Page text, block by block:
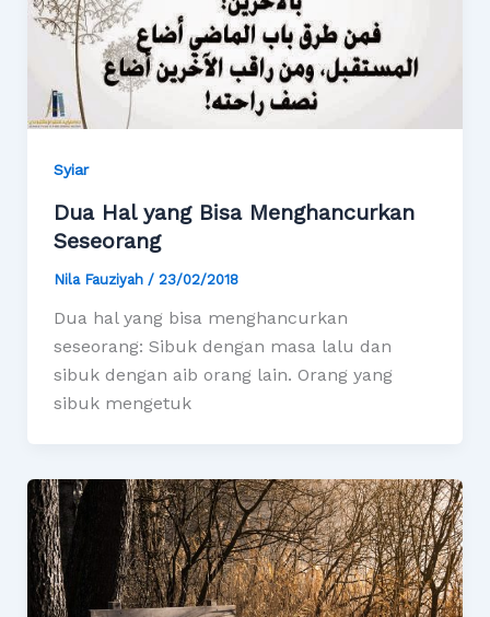
Syiar
Dua Hal yang Bisa Menghancurkan
Seseorang
Nila Fauziyah / 23/02/2018
Dua hal yang bisa menghancurkan
seseorang: Sibuk dengan masa lalu dan
sibuk dengan aib orang lain. Orang yang
sibuk mengetuk